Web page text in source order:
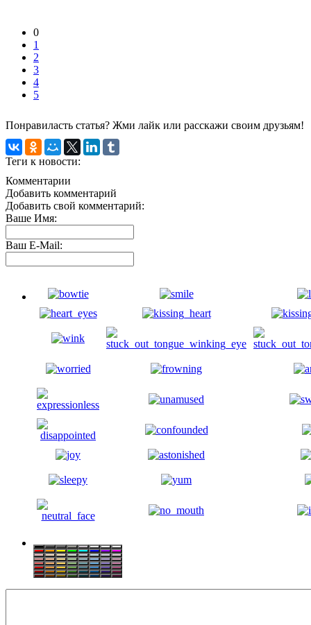
0
1
2
3
4
5
Понравиласть статья? Жми лайк или расскажи своим друзьям!
Теги к новости:
Комментарии
Добавить комментарий
Добавить свой комментарий:
Ваше Имя:
Ваш E-Mail: